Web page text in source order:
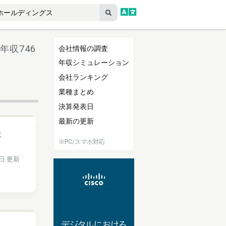
収746
更新
会社情報の調査
年収シミュレーション
会社ランキング
業種まとめ
決算発表日
最新の更新
※PC/スマホ対応